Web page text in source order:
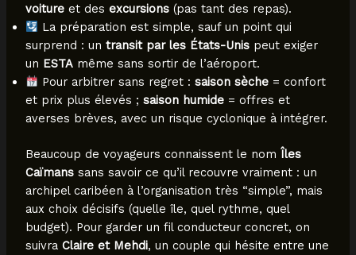
voitureet des excursions(pas tant des repas).
La préparation est simple, sauf un point qui
surprend : un transit par les États-Unispeut exiger
un ESTAmême sans sortir de l’aéroport.
Pour arbitrer sans regret :saison sèche = confort
et prix plus élevés ; saison humide= offres et
averses brèves, avec un risque cyclonique à intégrer.
Beaucoup de voyageurs connaissent le nom Îles
Caïmanssans savoir ce qu’il recouvre vraiment : un
archipel caribéen à l’organisation très “simple”, mais
aux choix décisifs (quelle île, quel rythme, quel
budget). Pour garder un fil conducteur concret, on
suivra Claire et Mehdi, un couple qui hésite entre une